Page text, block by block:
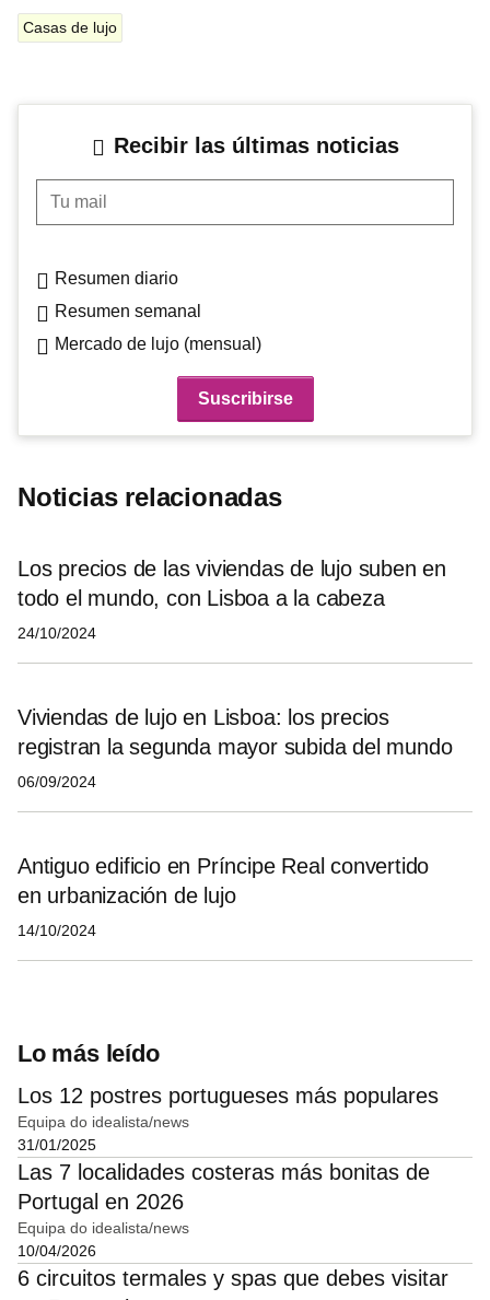
Casas de lujo
Recibir las últimas noticias
Tu mail
Resumen diario
Resumen semanal
Mercado de lujo (mensual)
Noticias relacionadas
Los precios de las viviendas de lujo suben en
todo el mundo, con Lisboa a la cabeza
24/10/2024
Viviendas de lujo en Lisboa: los precios
registran la segunda mayor subida del mundo
06/09/2024
Antiguo edificio en Príncipe Real convertido
en urbanización de lujo
14/10/2024
Lo más leído
Los 12 postres portugueses más populares
Equipa do idealista/news
31/01/2025
Las 7 localidades costeras más bonitas de
Portugal en 2026
Equipa do idealista/news
10/04/2026
6 circuitos termales y spas que debes visitar